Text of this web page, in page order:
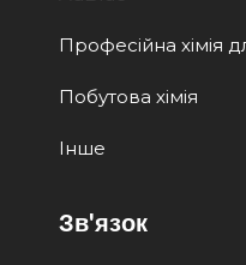
Професійна хімія
Побутова хімія
Інше
Зв'язок